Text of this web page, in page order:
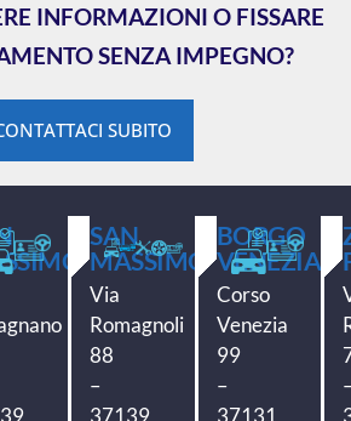
INFORMAZIONI O FISSARE
SENZA IMPEGNO?
SUBITO
SAN
MASSIMO
Via
Romagnoli
88
–
37139
BORGO
VENEZIA
Corso
Venezia
99
–
37131